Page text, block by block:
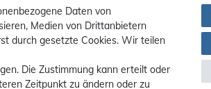
Daten von
Medien von Drittanbietern
durch gesetzte Cookies. Wir teilen
Die Zustimmung kann erteilt oder
Zeitpunkt zu ändern oder zu